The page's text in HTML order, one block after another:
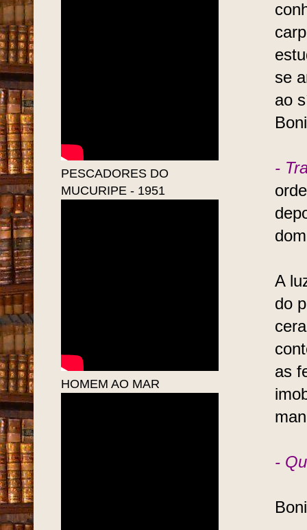
se
ao
-
A
do
as
-
PESCADORES DO
MUCURIPE - 1951
HOMEM AO MAR